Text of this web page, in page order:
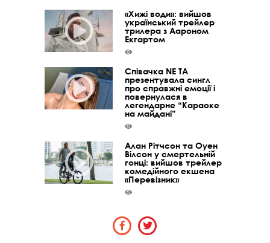
«Хижі води»: вийшов
український трейлер
трилера з Аароном
Екгартом
Співачка NE TA
презентувала сингл
про справжні емоції і
повернулася в
легендарне “Караоке
на майдані”
Алан Рітчсон та Оуен
Вілсон у смертельній
гонці: вийшов трейлер
комедійного екшена
«Перевізник»